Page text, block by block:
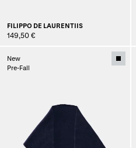
FILIPPO DE LAURENTIIS
149,50 €
New
Pre-Fall